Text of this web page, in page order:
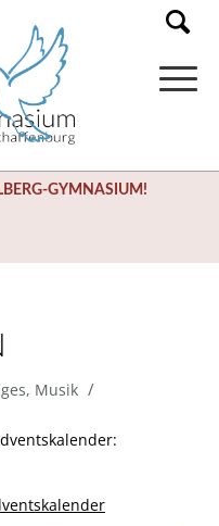
GYMNASIUM!
, Musik /